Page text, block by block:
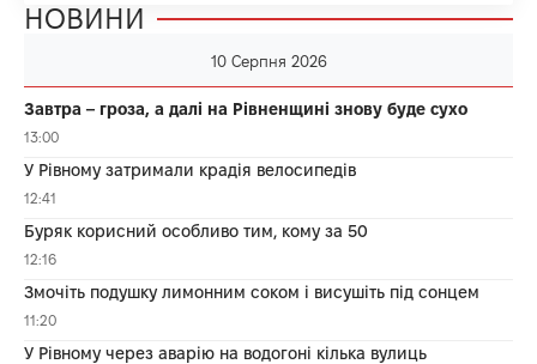
НОВИНИ
10 Серпня 2026
Завтра – гроза, а далі на Рівненщині знову буде сухо
13:00
У Рівному затримали крадія велосипедів
12:41
Буряк корисний особливо тим, кому за 50
12:16
Змочіть подушку лимонним соком і висушіть під сонцем
11:20
У Рівному через аварію на водогоні кілька вулиць